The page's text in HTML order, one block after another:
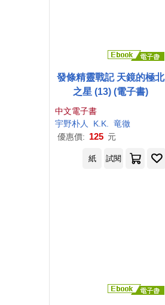
發條精靈戰記 天鏡的極北
之星 (13) (電子書)
中文電子書
宇野朴人 K.K.
竜徹
優惠價: 125 元
紙 試閱